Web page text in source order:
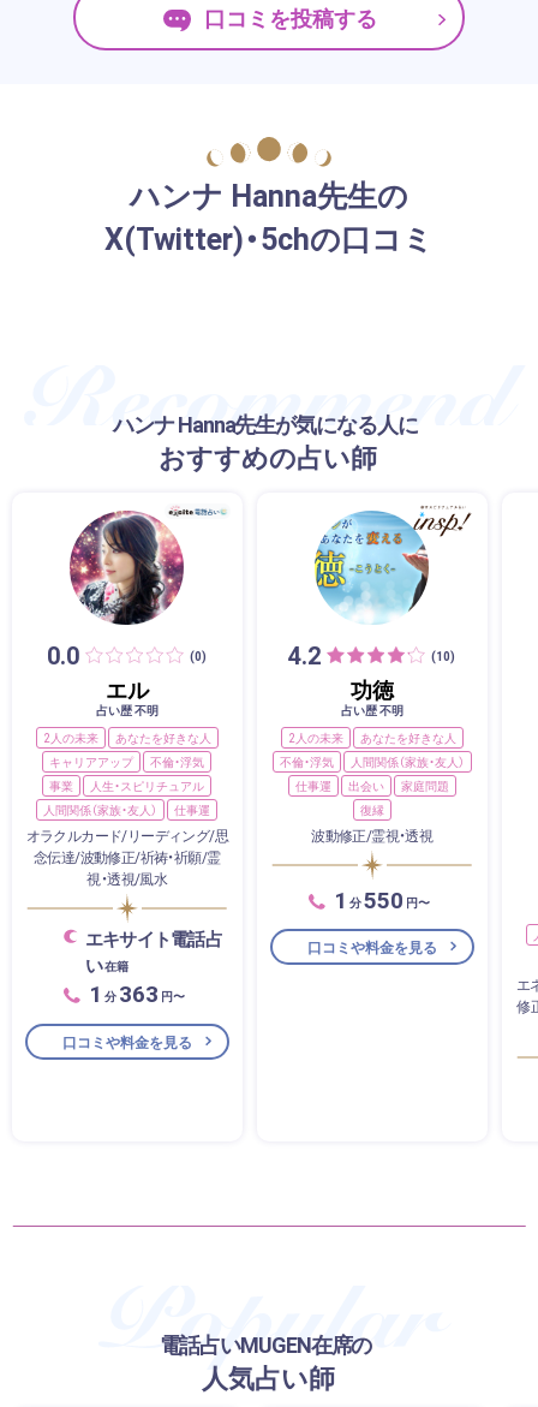
口コミを投稿する
ハンナ Hanna先生の
X(Twitter)・5chの口コミ
ハンナ Hanna先生が気になる人に
おすすめの占い師
0.0 (0)
エル
占い歴 不明
2人の未来
あなたを好きな人
キャリアアップ
不倫・浮気
事業
人生・スピリチュアル
人間関係（家族・友人）
仕事運
オラクルカード/リーディング/思
念伝達/波動修正/祈祷・祈願/霊
視・透視/風水
エキサイト電話占
い在籍
1 分 363 円〜
口コミや料金を見る
4.2 (10)
功徳
占い歴 不明
2人の未来
あなたを好きな人
不倫・浮気
人間関係（家族・友人）
仕事運
出会い
家庭問題
復縁
波動修正/霊視・透視
1 分550 円〜
口コミや料金を見る
エ
修
電話占いMUGEN在席の
人気占い師